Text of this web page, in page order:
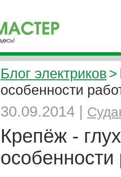
Блог электриков>
особенности
30.09.2014 |
Крепёж -